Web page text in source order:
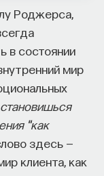
Роджерса,
в состоянии
мир
"как
здесь —
клиента, как